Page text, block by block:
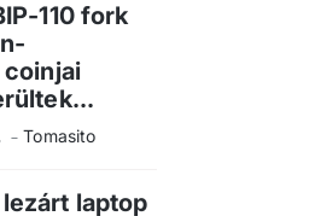
110 fork
Tomasito
laptop